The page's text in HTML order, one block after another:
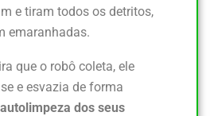
e tiram todos os detritos,
emaranhadas.
que o robô coleta, ele
e esvazia de forma
autolimpeza dos seus